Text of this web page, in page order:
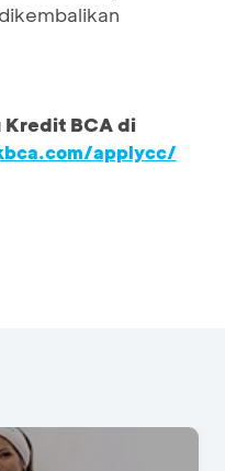
Kredit BCA di
applycc/